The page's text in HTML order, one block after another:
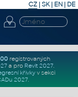
CZ | SK| EN | DE
registrovaných
a pro Revit 2027.
křivkyv sekci
2027.